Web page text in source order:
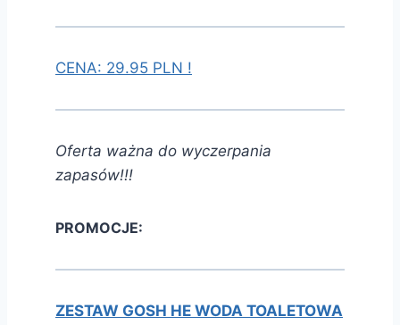
CENA: 29.95 PLN !
Oferta ważna do wyczerpania
zapasów!!!
PROMOCJE:
ZESTAW GOSH HE WODA TOALETOWA